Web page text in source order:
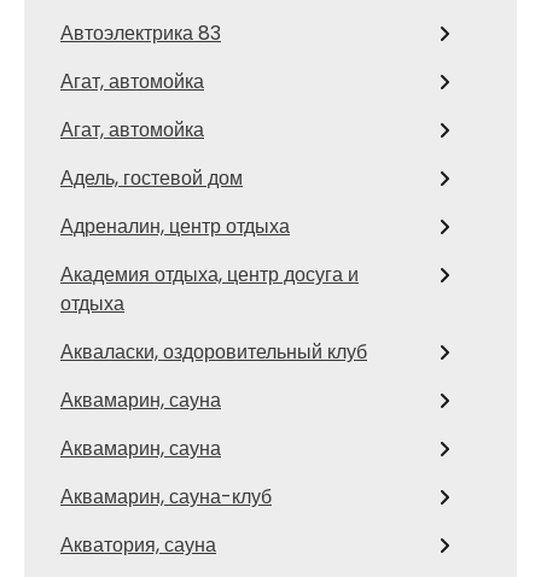
Автоэлектрика 83
Агат, автомойка
Агат, автомойка
Адель, гостевой дом
Адреналин, центр отдыха
Академия отдыха, центр досуга и
отдыха
Акваласки, оздоровительный клуб
Аквамарин, сауна
Аквамарин, сауна
Аквамарин, сауна-клуб
Акватория, сауна